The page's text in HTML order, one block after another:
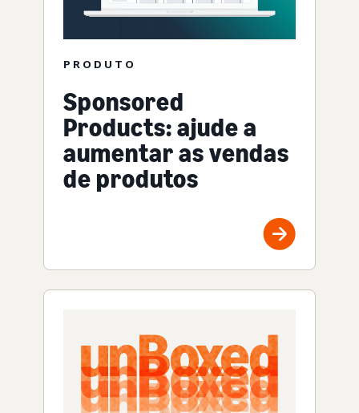
PRODUTO
Sponsored
Products: ajude a
aumentar as vendas
de produtos